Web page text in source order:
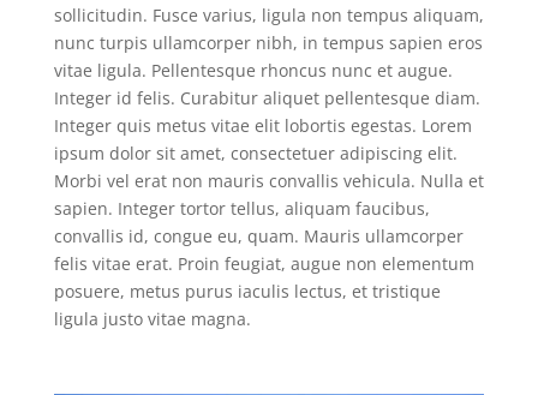
sollicitudin. Fusce varius, ligula non tempus aliquam,
nunc turpis ullamcorper nibh, in tempus sapien eros
vitae ligula. Pellentesque rhoncus nunc et augue.
Integer id felis. Curabitur aliquet pellentesque diam.
Integer quis metus vitae elit lobortis egestas. Lorem
ipsum dolor sit amet, consectetuer adipiscing elit.
Morbi vel erat non mauris convallis vehicula. Nulla et
sapien. Integer tortor tellus, aliquam faucibus,
convallis id, congue eu, quam. Mauris ullamcorper
felis vitae erat. Proin feugiat, augue non elementum
posuere, metus purus iaculis lectus, et tristique
ligula justo vitae magna.